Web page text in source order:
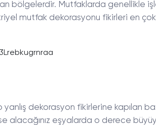
bölgelerdir. Mutfaklarda genellikle
mutfak dekorasyonu fikirleri en
dekorasyon fikirlerine kapılan
alacağınız eşyalarda o derece